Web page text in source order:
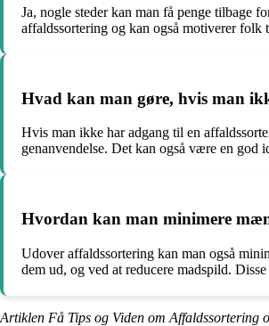
Ja, nogle steder kan man få penge tilbage
affaldssortering og kan også motiverer folk
Hvad kan man gøre, hvis man
Hvis man ikke har adgang til en
genanvendelse. Det kan også være en god
Hvordan kan man minimere
Udover affaldssortering kan man også
dem ud, og ved at reducere madspild.
Artiklen Få Tips og Viden om Affaldssortering